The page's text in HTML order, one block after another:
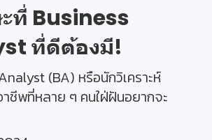
ที่ Business
ที่ดีต้องมี!
(BA) หรือนักวิเคราะห์
ชีพที่หลาย ๆ คนใฝ่ฝันอยากจะ